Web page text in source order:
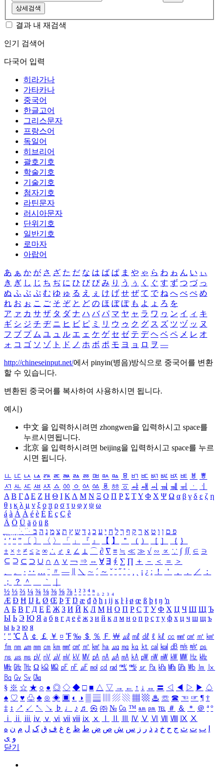
상세검색
결과 내 재검색
인기 검색어
다국어 입력
히라가나
가타카나
중국어
한글고어
그리스문자
프랑스어
독일어
히브리어
괄호기호
학술기호
기술기호
첨자기호
라틴문자
러시아문자
단위기호
일반기호
로마자
아랍어
あ ぁ か が さ ざ た だ な は ば ぱ ま や ゃ ら わ ゎ ん い ぃ
き ぎ し じ ち ぢ に ひ び ぴ み り う ぅ く ぐ す ず つ づ っ
ぬ ふ ぶ ぷ む ゆ ゅ る え ぇ け げ せ ぜ て で ね へ べ ぺ め
れ お ぉ こ ご そ ぞ と ど の ほ ぼ ぽ も よ ょ ろ を
ア ァ カ サ ザ タ ダ ナ ハ バ パ マ ヤ ャ ラ ワ ヮ ン イ ィ キ
ギ シ ジ チ ヂ ニ ヒ ビ ピ ミ リ ウ ゥ ク グ ス ズ ツ ヅ ッ ヌ
フ ブ プ ム ユ ュ ル エ ェ ケ ゲ セ ゼ テ デ ヘ ベ ペ メ レ オ
ォ コ ゴ ソ ゾ ト ド ノ ホ ボ ポ モ ヨ ョ ロ ヲ ―
http://chineseinput.net/에서 pinyin(병음)방식으로 중국어를 변환
할 수 있습니다.
변환된 중국어를 복사하여 사용하시면 됩니다.
예시)
中文 을 입력하시려면 zhongwen을 입력하시고 space를
누르시면됩니다.
北京 을 입력하시려면 beijing을 입력하시고 space를 누르
시면 됩니다.
ㅥ ㅦ ㅧ ㅨ ㅩ ㅪ ㅫ ㅬ ㅭ ㅮ ㅯ ㅰ ㅱ ㅲ ㅳ ㅴ ㅵ ㅶ ㅷ ㅸ
ㅹ
ㅺ ㅻ ㅼ ㅽ ㅾ ㅿ ㆀ ㆁ ㆂ ㆃ ㆄ ㆅ ㆆ ㆇ ㆈ ㆉ ㆊ ㆋ ㆌ ㆍ
ㆎ
Α Β ΓΔ Ε Ζ Η Θ Ι ΚΛ Μ Ν Ξ Ο Π Ρ Σ ΤΥ Φ Χ Ψ Ω α β γ δ ε ζ η
θ ι κ λ μ ν ξ ο π ρ σ τ υ φ χ ψ ω
á à Á À é è É È ç Ç ê
Ä Ö Ü ä ö ü ß
ִֶֹ ֻּ ׁׂ פ ם ן ו ט א ר ק ף ך ל ח י ע כ ג ד ש ץ ת צ מ נ ה ב
‘ ’ “ ” 〔 〕 〈 〉 「 」 『 』 【 】 ＂ （ ） ［ ］ ｛ ｝
± × ÷ ≠ ≤ ≥ ∞ ∴ ♂ ♀ ∠ ⊥ ⌒ ∂ ∇ ≡ ≒ ≪ ≫ √ ∽ ∝ ∵ ∫ ∬ ∈ ∋
⊆ ⊇ ⊂ ⊃ ∪ ∩ ∧ ∨ ￢ ⇒ ⇔ ∀ ∃ ∮ ∑ ∏ ＋ － ＜ ＝
＞
、
。 · ‥ … ¨ 〃 ― ＼ ∼ ´ ～ ˇ ˘ ˝ ˚ ˙ ¸ ¡ ¿ ː ！ ＇ ， ． ／
：
；
？ ＾ ｀
½ ⅓ ⅔ ¼ ¾ ⅛ ⅜ ⅝ ⅞ ¹ ² ³ ⁴ ⁿ ₁ ₂ ₃ ₄
Æ Ð Ħ Ĳ Ł Ø Œ Þ Ŧ Ŋ æ đ ð ħ ı ĳ ĸ ŀ ł ø œ ß þ ŧ ŋ ŉ
А Б В Г Д Е Ё Ж З И Й К Л М Н О П Р С Т У Ф Х Ц Ч Ш Щ Ъ
Ы Ь Э Ю Я а б в г д е ё ж з и й к л м н о п р с т у ф х ц ч ш щ ъ
ы ь э ю я
′ ″ ℃ Å ￠ ￡ ￥ ¤ ℉ ‰ ＄ ％ Ｆ ￦ ㎕ ㎖ ㎗ ℓ ㎘ ㏄ ㎣ ㎤ ㎥ ㎦
㎙ ㎚ ㎛ ㎜ ㎝ ㎞ ㎟ ㎠ ㎡ ㎢ ㏊ ㎍ ㎎ ㎏ ㏏ ㎈ ㎉ ㏈ ㎧ ㎨ ㎰
㎱ ㎲ ㎳ ㎴ ㎵ ㎶ ㎷ ㎸ ㎹ ㎀ ㎁ ㎂ ㎃ ㎄ ㎺ ㎻ ㎽ ㎾ ㎿ ㎐ ㎑
㎒ ㎓ ㎔ Ω ㏀ ㏁ ㎊ ㎋ ㎌ ㏖ ㏅ ㎭ ㎮ ㎯ ㏛ ㎩ ㎪ ㎫ ㎬ ㏝ ㏐
㏓
㏃ ㏉ ㏜ ㏆
§ ※ ☆ ★ ○ ● ◎ ◇ ◆ □ ■ △ ▽ → ← ↑ ↓ ↔ 〓 ◁ ◀ ▷ ▶ ♤
♠ ♡ ♥ ♧ ♣ ⊙ ◈ ▣ ◐ ◑ ▒ ▤ ▨ ▧ ▦ ▩ ♨ ☏ ☎ ☜ ☞ ¶ †
‡ ↕ ↗ ↙ ↖ ↘ ♭ ♩ ♪ ♬ ㉿ ㈜ № ㏇ ™ ㏂ ㏘ ℡ ＃ ＆ ＊ ＠ ª º
ⅰ
ⅱ ⅲ ⅳ ⅴ ⅵ ⅶ ⅷ ⅸ ⅹ Ⅳ Ⅴ Ⅵ Ⅶ Ⅷ Ⅸ Ⅹ
ب ت ث ج ح خ د ذ ر ز س ش ص ض ط ظ ع غ ف ق ک ل م ن ه
و ی
닫기